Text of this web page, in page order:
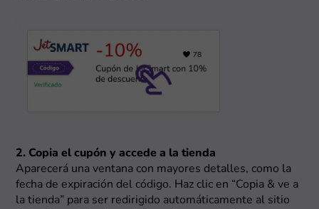
2. Copia el cupón y accede a la tienda
Aparecerá una ventana con mayores detalles, como la
fecha de expiración del código. Haz clic en “Copia & ve a
la tienda” para ser redirigido automáticamente al sitio